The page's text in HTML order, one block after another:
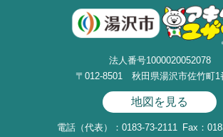
法人番号1000020052078
〒012-8501 秋田県湯沢市佐竹町1
地図を見る
電話（代表）：0183-73-2111 Fax：